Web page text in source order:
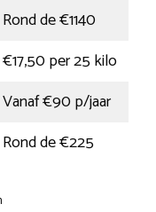
Rond de €1140
€17,50 per 25 kilo
Vanaf €90 p/jaar
Rond de €225